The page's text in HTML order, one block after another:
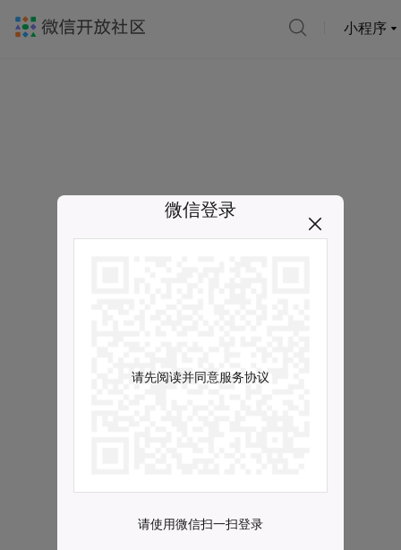
小程序
微信登录
请先阅读并同意服务协议
请使用微信扫一扫登录